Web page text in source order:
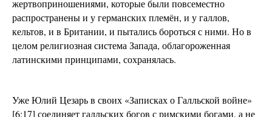
жертвоприношениями, которые были повсеместно
распространены и у германских племён, и у галлов,
кельтов, и в Британии, и пытались бороться с ними. Но в
целом религиозная система Запада, облагороженная
латинскими принципами, сохранялась.
Уже Юлий Цезарь в своих «Записках о Галльской войне»
[6:17] соединяет галльских богов с римскими богами, а не